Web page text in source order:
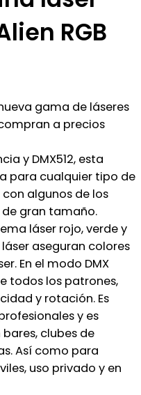
RGB
gama de láseres
a precios
y DMX512, esta
para cualquier tipo de
algunos de los
gran tamaño.
láser rojo, verde y
aseguran colores
En el modo DMX
todos los patrones,
y rotación. Es
y es
clubes de
Así como para
uso privado y en